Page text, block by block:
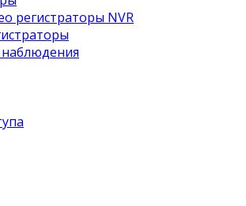
регистраторы NVR